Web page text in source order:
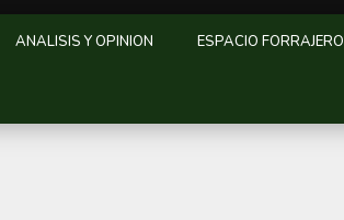
ANALISIS Y OPINION ESPACIO FORRAJERO